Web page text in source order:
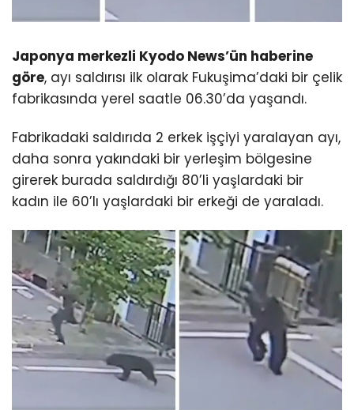
Japonya merkezli Kyodo News’ün haberine
göre, ayı saldırısı ilk olarak Fukuşima’daki bir çelik
fabrikasında yerel saatle 06.30’da yaşandı.
Fabrikadaki saldırıda 2 erkek işçiyi yaralayan ayı,
daha sonra yakındaki bir yerleşim bölgesine
girerek burada saldırdığı 80’li yaşlardaki bir
kadın ile 60’lı yaşlardaki bir erkeği de yaraladı.